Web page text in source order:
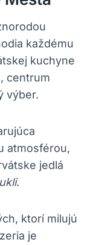
každému
kuchyne
centrum
výber.
atmosférou,
jedlá
.
ktorí milujú
je